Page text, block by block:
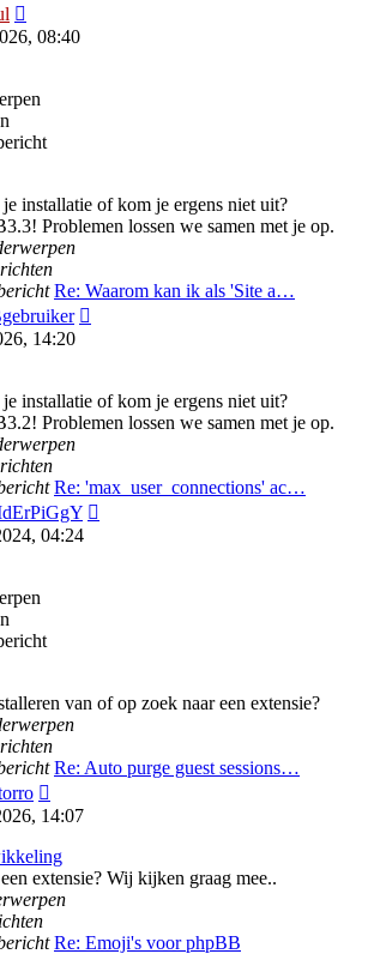
laatste
bericht
08:40
installatie of kom je ergens niet uit?
Problemen lossen we samen met je op.
Re: Waarom kan ik als 'Site a…
14:20
installatie of kom je ergens niet uit?
Problemen lossen we samen met je op.
Re: 'max_user_connections' ac…
04:24
van of op zoek naar een extensie?
Re: Auto purge guest sessions…
laatste
14:07
extensie? Wij kijken graag mee..
Re: Emoji's voor phpBB